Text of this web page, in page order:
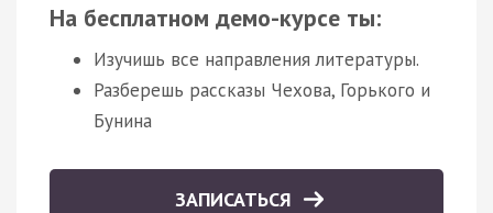
На бесплатном демо-курсе ты:
Изучишь все направления литературы.
Разберешь рассказы Чехова, Горького и
Бунина
ЗАПИСАТЬСЯ